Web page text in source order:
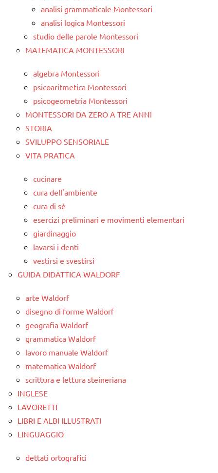
analisi grammaticale Montessori
analisi logica Montessori
studio delle parole Montessori
MATEMATICA MONTESSORI
algebra Montessori
psicoaritmetica Montessori
psicogeometria Montessori
MONTESSORI DA ZERO A TRE ANNI
STORIA
SVILUPPO SENSORIALE
VITA PRATICA
cucinare
cura dell'ambiente
cura di sè
esercizi preliminari e movimenti elementari
giardinaggio
lavarsi i denti
vestirsi e svestirsi
GUIDA DIDATTICA WALDORF
arte Waldorf
disegno di forme Waldorf
geografia Waldorf
grammatica Waldorf
lavoro manuale Waldorf
matematica Waldorf
scrittura e lettura steineriana
INGLESE
LAVORETTI
LIBRI E ALBI ILLUSTRATI
LINGUAGGIO
dettati ortografici